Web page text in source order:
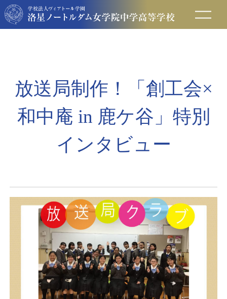
保護者の方へ
卒業生の方へ
お問い合わせ
資料請求
放送局制作！「創工会×
和中庵 in 鹿ケ谷」特別
インタビュー